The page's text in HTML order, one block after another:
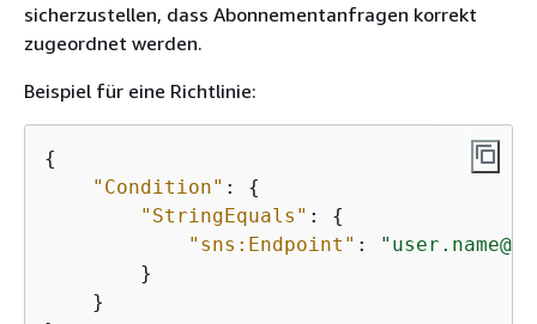
sicherzustellen, dass Abonnementanfragen korrekt
zugeordnet werden.
Beispiel für eine Richtlinie:
{
"Condition" : {
"StringEquals" : {
"sns:Endpoint" :
        }
    }